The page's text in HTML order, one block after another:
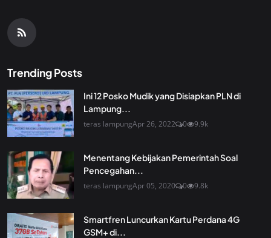
Trending Posts
Ini 12 Posko Mudik yang Disiapkan PLN di
Lampung...
teras lampungApr 26, 2022 0 9.9k
Menentang Kebijakan Pemerintah Soal
Pencegahan...
teras lampungApr 05, 2020 0 9.8k
Smartfren Luncurkan Kartu Perdana 4G
GSM+ di...